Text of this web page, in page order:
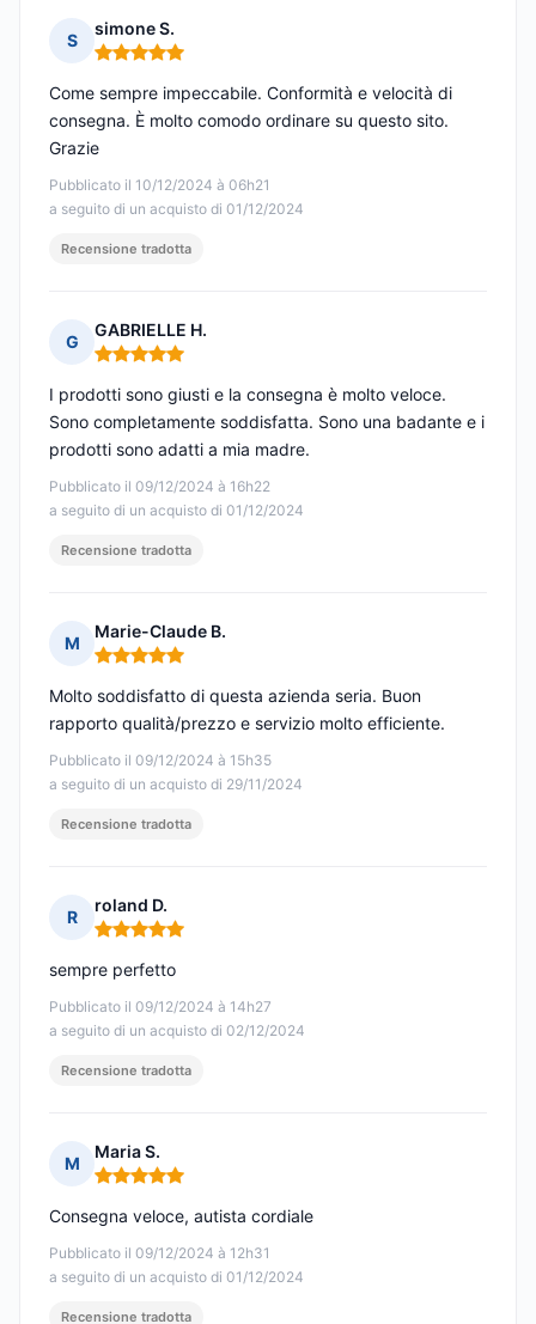
S
simone S.
Nota: 5 su 5
Pubblicato il 10/12/2024 à 06h21
a seguito di un acquisto di 01/12/2024
Come sempre impeccabile. Conformità e velocità di
consegna. È molto comodo ordinare su questo sito.
Grazie
Recensione tradotta
G
GABRIELLE H.
Nota: 5 su 5
Pubblicato il 09/12/2024 à 16h22
a seguito di un acquisto di 01/12/2024
I prodotti sono giusti e la consegna è molto veloce.
Sono completamente soddisfatta. Sono una badante e i
prodotti sono adatti a mia madre.
Recensione tradotta
M
Marie-Claude B.
Nota: 5 su 5
Pubblicato il 09/12/2024 à 15h35
a seguito di un acquisto di 29/11/2024
Molto soddisfatto di questa azienda seria. Buon
rapporto qualità/prezzo e servizio molto efficiente.
Recensione tradotta
R
roland D.
Nota: 5 su 5
Pubblicato il 09/12/2024 à 14h27
a seguito di un acquisto di 02/12/2024
sempre perfetto
Recensione tradotta
M
Maria S.
Nota: 5 su 5
Pubblicato il 09/12/2024 à 12h31
a seguito di un acquisto di 01/12/2024
Consegna veloce, autista cordiale
Recensione tradotta